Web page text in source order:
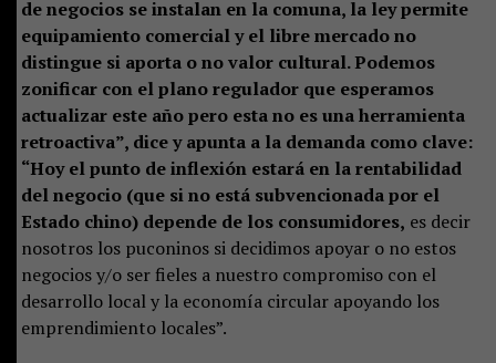
de negocios se instalan en la comuna, la ley permite
equipamiento comercial y el libre mercado no
distingue si aporta o no valor cultural. Podemos
zonificar con el plano regulador que esperamos
actualizar este año pero esta no es una herramienta
retroactiva”, dice y apunta a la demanda como clave:
“Hoy el punto de inflexión estará en la rentabilidad
del negocio (que si no está subvencionada por el
Estado chino) depende de los consumidores, es decir
nosotros los puconinos si decidimos apoyar o no estos
negocios y/o ser fieles a nuestro compromiso con el
desarrollo local y la economía circular apoyando los
emprendimiento locales”.